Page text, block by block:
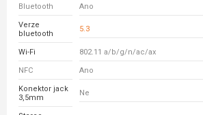
Bluetooth Ano
Verze
bluetooth
5.3
Wi-Fi 802.11 a/b/g/n/ac/ax
NFC Ano
Konektor jack
3,5mm
Ne